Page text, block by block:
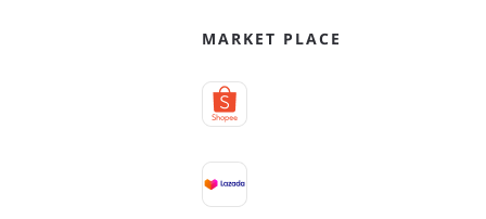
MARKET PLACE